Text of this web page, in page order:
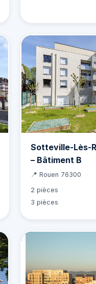
Sotteville-Lès-
– Bâtiment B
📍 Rouen 76300
2 pièces
3 pièces